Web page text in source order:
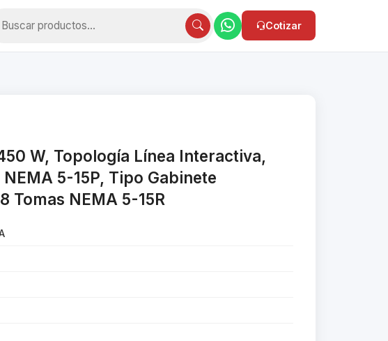
Cotizar
W, Topología Línea Interactiva,
5-15P, Tipo Gabinete
Tomas NEMA 5-15R